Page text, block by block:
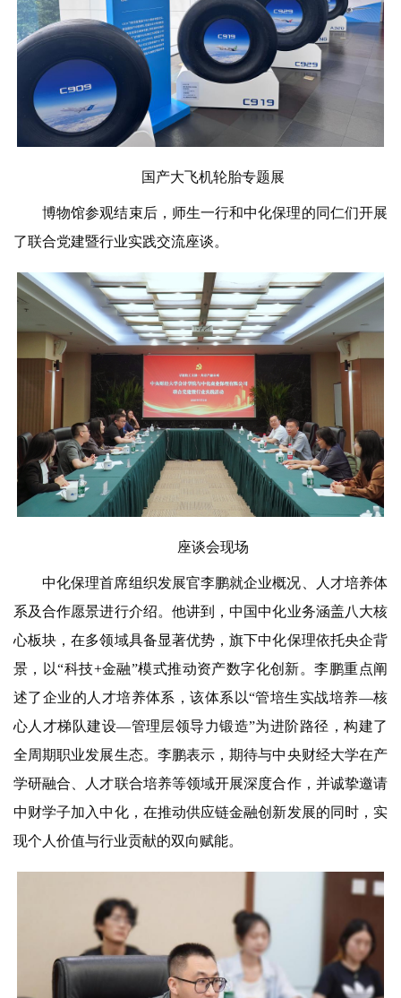
国产大飞机轮胎专题展
博物馆参观结束后，师生一行和中化保理的同仁们开展
了联合党建暨行业实践交流座谈。
座谈会现场
中化保理首席组织发展官李鹏就企业概况、人才培养体
系及合作愿景进行介绍。他讲到，中国中化业务涵盖八大核
心板块，在多领域具备显著优势，旗下中化保理依托央企背
景，以“科技+金融”模式推动资产数字化创新。李鹏重点阐
述了企业的人才培养体系，该体系以“管培生实战培养—核
心人才梯队建设—管理层领导力锻造”为进阶路径，构建了
全周期职业发展生态。李鹏表示，期待与中央财经大学在产
学研融合、人才联合培养等领域开展深度合作，并诚挚邀请
中财学子加入中化，在推动供应链金融创新发展的同时，实
现个人价值与行业贡献的双向赋能。